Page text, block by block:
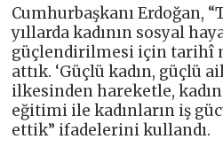
Cumhurbaşkanı Erdoğan,
yıllarda kadının sosyal
güçlendirilmesi için tarihî
attık. ‘Güçlü kadın, güçlü
ilkesinden hareketle, kadın
eğitimi ile kadınların iş
ettik” ifadelerini kullandı.